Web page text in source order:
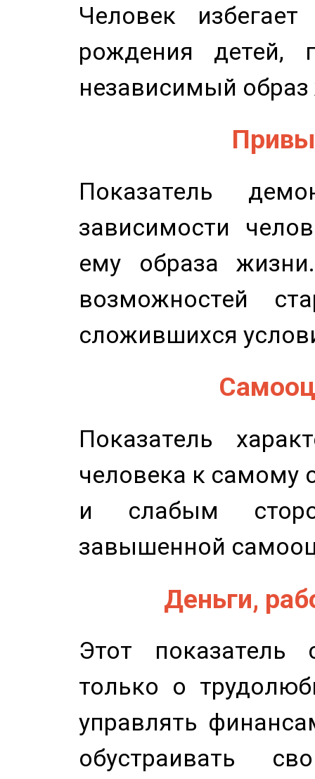
Человек
рождения детей,
независимый
Показатель
зависимости
ему образа
возможностей
сложившихся
Показатель
человека к самому
и слабым
завышенной
Деньги,
Этот показатель
только о
управлять
обустраивать